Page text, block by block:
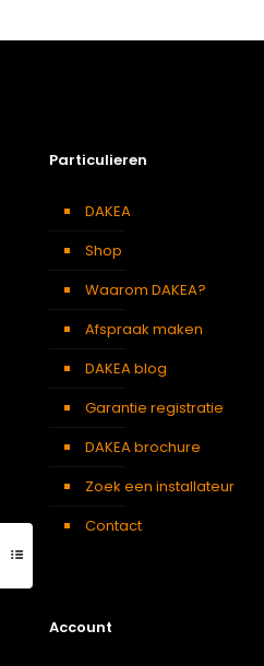
Particulieren
DAKEA
Shop
Waarom DAKEA?
Afspraak maken
DAKEA blog
Garantie registratie
DAKEA brochure
Zoek een installateur
Contact
Account